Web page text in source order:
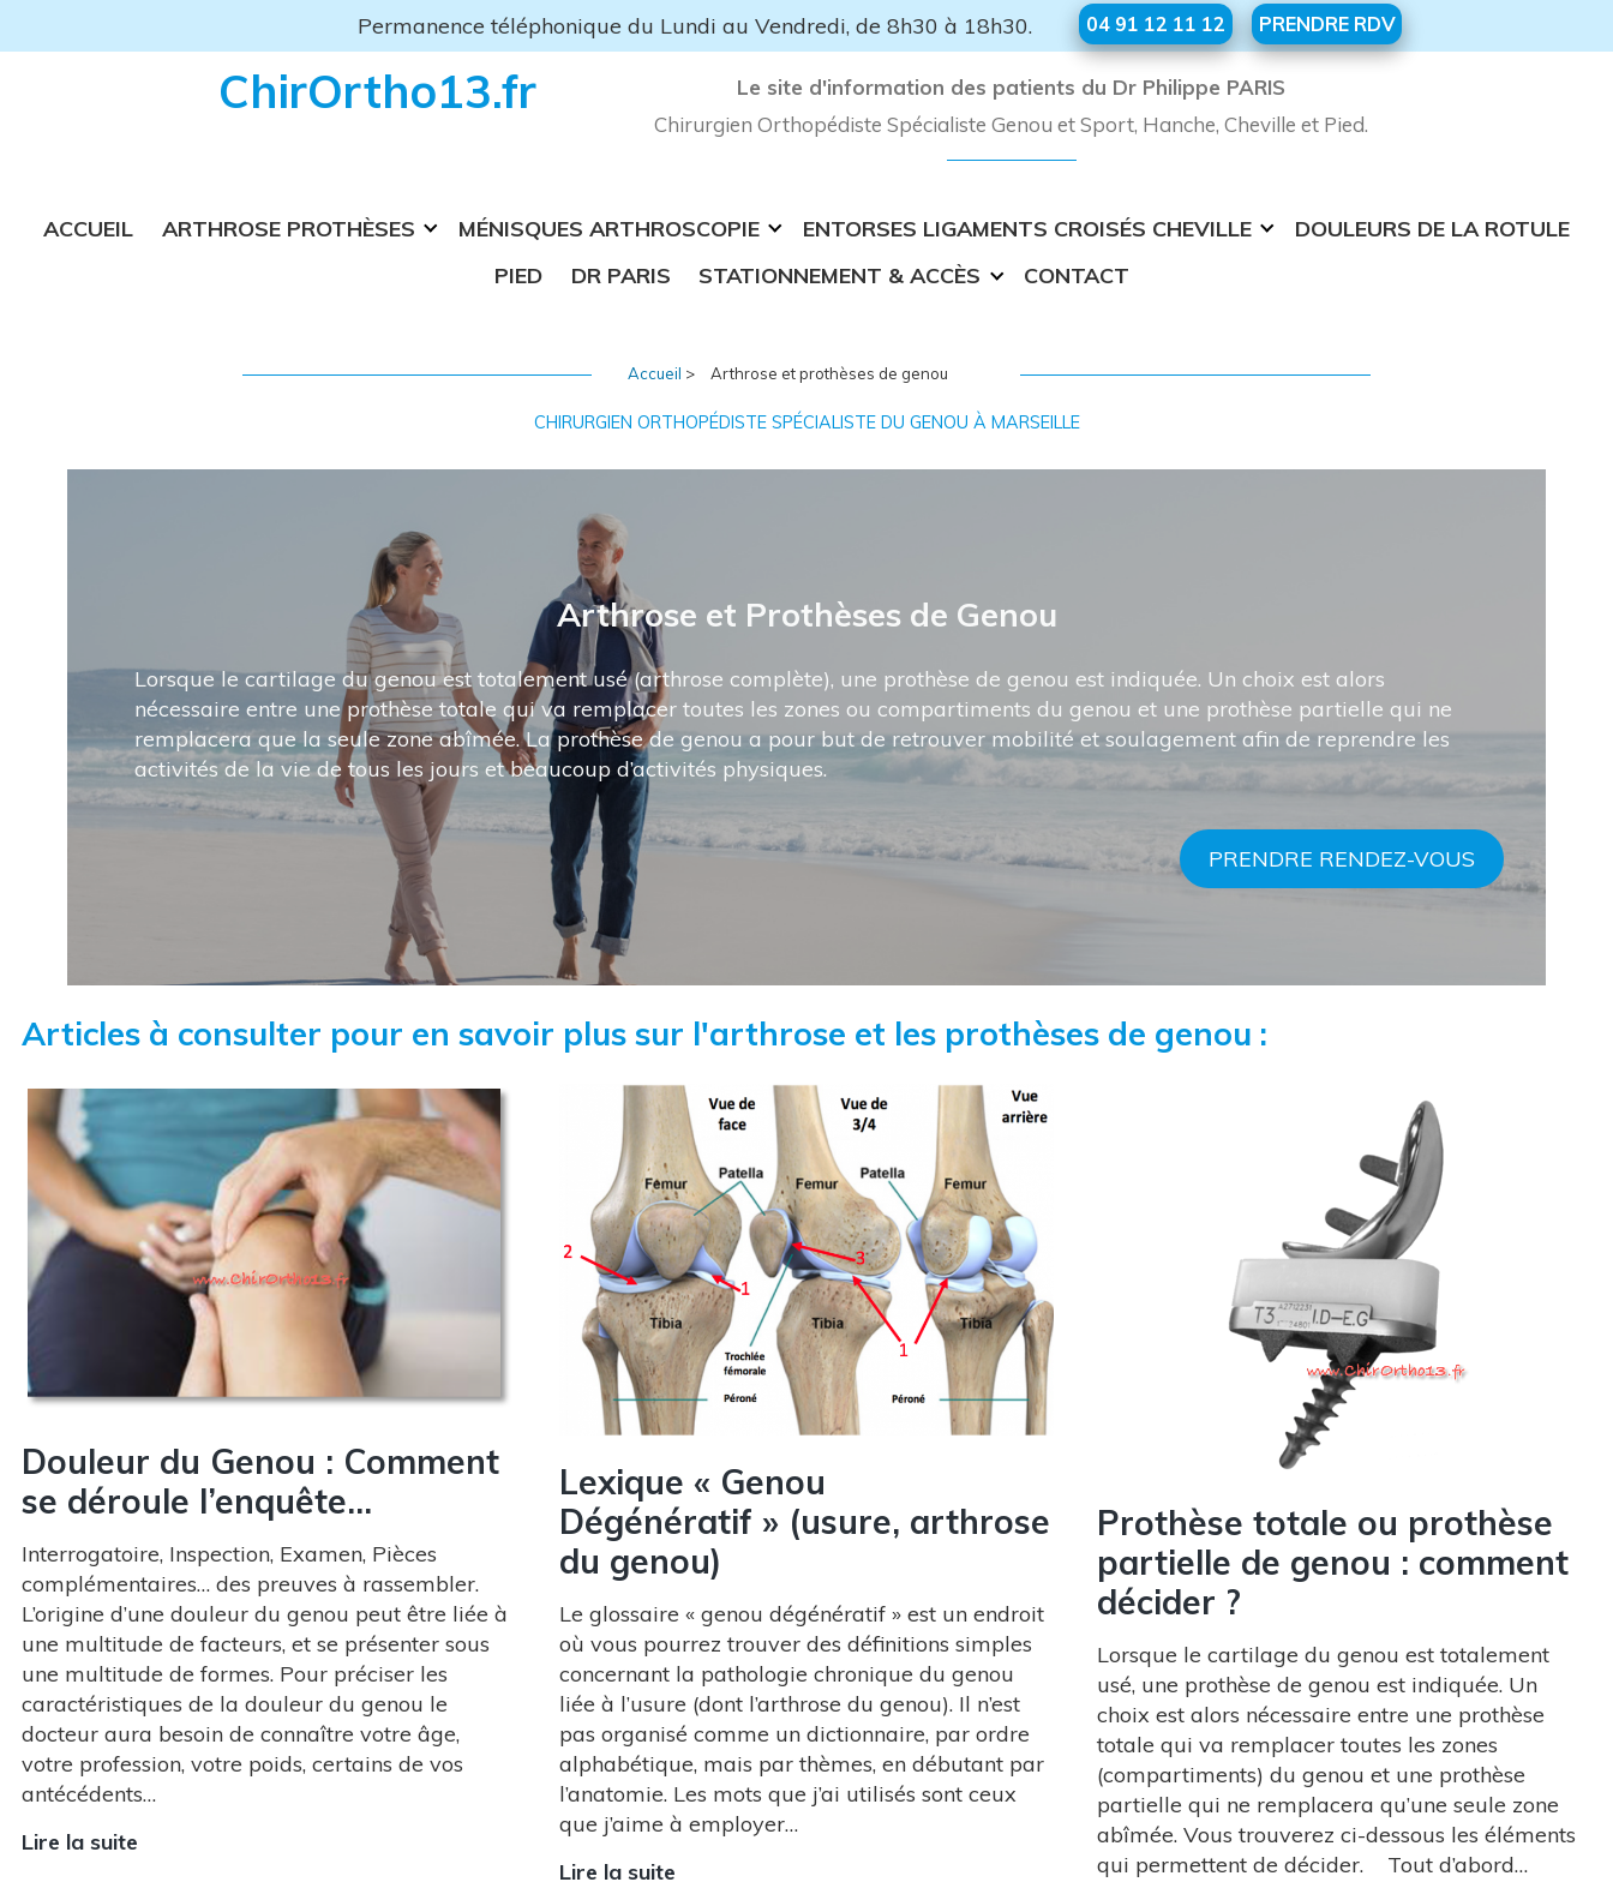
to
Permanence téléphonique du Lundi au Vendredi, de 8h30 à 18h30. 04 91 12 11 12 PRENDRE RDV
ChirOrtho13.fr
Le site d'information des patients du Dr Philippe PARIS
Chirurgien Orthopédiste Spécialiste Genou et Sport, Hanche, Cheville et Pied.
ACCUEIL ARTHROSE PROTHÈSES MÉNISQUES ARTHROSCOPIE ENTORSES LIGAMENTS CROISÉS CHEVILLE
DOULEURS DE LA ROTULE
PIED
DR PARIS STATIONNEMENT & ACCÈS CONTACT
Accueil > Arthrose et prothèses de genou
CHIRURGIEN ORTHOPÉDISTE SPÉCIALISTE DU GENOU À MARSEILLE
Arthrose et Prothèses de Genou
Lorsque le cartilage du genou est totalement usé (arthrose complète), une prothèse de genou est indiquée. Un choix est alors
nécessaire entre une prothèse totale qui va remplacer toutes les zones ou compartiments du genou et une prothèse partielle qui ne
remplacera que la seule zone abîmée. La prothèse de genou a pour but de retrouver mobilité et soulagement afin de reprendre les
activités de la vie de tous les jours et beaucoup d’activités physiques.
PRENDRE RENDEZ-VOUS
Articles à consulter pour en savoir plus sur l'arthrose et les prothèses de genou :
Douleur du Genou : Comment
se déroule l’enquête…
Interrogatoire, Inspection, Examen, Pièces
complémentaires… des preuves à rassembler.
L’origine d’une douleur du genou peut être liée à
une multitude de facteurs, et se présenter sous
une multitude de formes. Pour préciser les
caractéristiques de la douleur du genou le
docteur aura besoin de connaître votre âge,
votre profession, votre poids, certains de vos
antécédents…
Lire la suite
Lexique « Genou
Dégénératif » (usure, arthrose
du genou)
Le glossaire « genou dégénératif » est un endroit
où vous pourrez trouver des définitions simples
concernant la pathologie chronique du genou
liée à l’usure (dont l’arthrose du genou). Il n’est
pas organisé comme un dictionnaire, par ordre
alphabétique, mais par thèmes, en débutant par
l’anatomie. Les mots que j’ai utilisés sont ceux
que j’aime à employer…
Lire la suite
Prothèse totale ou prothèse
partielle de genou : comment
décider ?
Lorsque le cartilage du genou est totalement
usé, une prothèse de genou est indiquée. Un
choix est alors nécessaire entre une prothèse
totale qui va remplacer toutes les zones
(compartiments) du genou et une prothèse
partielle qui ne remplacera qu’une seule zone
abîmée. Vous trouverez ci-dessous les éléments
qui permettent de décider. Tout d’abord…